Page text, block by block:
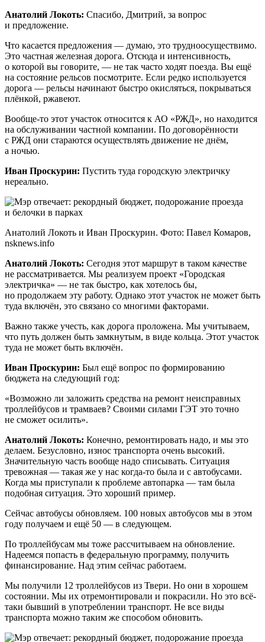
Анатолий Локоть: Спасибо, Дмитрий, за вопрос
и предложение.
Что касается предложения — думаю, это трудноосуществимо.
Это частная железная дорога. Отсюда и интенсивность,
о которой вы говорите, — не так часто ходят поезда. Вы ещё
на состояние рельсов посмотрите. Если редко используется
дорога — рельсы начинают быстро окисляться, покрываться
плёнкой, ржавеют.
Вообще-то этот участок относится к АО «РЖД», но находится
на обслуживании частной компании. По договорённости
с РЖД они стараются осуществлять движение не днём,
а ночью.
Иван Проскурин: Пустить туда городскую электричку
нереально.
Анатолий Локоть и Иван Проскурин. Фото: Павел Комаров,
nsknews.info
Анатолий Локоть: Сегодня этот маршрут в таком качестве
не рассматривается. Мы реализуем проект «Городская
электричка» — не так быстро, как хотелось бы,
но продолжаем эту работу. Однако этот участок не может быть
туда включён, это связано со многими факторами.
Важно также учесть, как дорога проложена. Мы учитываем,
что путь должен быть замкнутым, в виде кольца. Этот участок
туда не может быть включён.
Иван Проскурин: Был ещё вопрос по формированию
бюджета на следующий год:
«Возможно ли заложить средства на ремонт неисправных
троллейбусов и трамваев? Своими силами ГЭТ это точно
не сможет осилить».
Анатолий Локоть: Конечно, ремонтировать надо, и мы это
делаем. Безусловно, износ транспорта очень высокий.
Значительную часть вообще надо списывать. Ситуация
тревожная — такая же у нас когда-то была и с автобусами.
Когда мы приступали к проблеме автопарка — там была
подобная ситуация. Это хороший пример.
Сейчас автобусы обновляем. 100 новых автобусов мы в этом
году получаем и ещё 50 — в следующем.
По троллейбусам мы тоже рассчитываем на обновление.
Надеемся попасть в федеральную программу, получить
финансирование. Над этим сейчас работаем.
Мы получили 12 троллейбусов из Твери. Но они в хорошем
состоянии. Мы их отремонтировали и покрасили. Но это всё-
таки бывший в употреблении транспорт. Не все виды
транспорта можно таким же способом обновить.